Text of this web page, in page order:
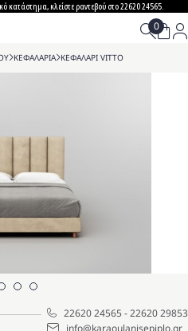
κατάστημα, κλείστε ραντεβού στο 22620 24565.
>ΚΕΦΑΛΑΡΙΑ>ΚΕΦΑΛΑΡΙ VITTO
22620 24565-22620 29853